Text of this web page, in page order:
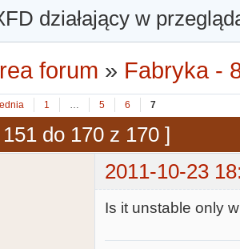
działający w
forum » Fabryka -
1 … 5 6 7
do 170 z 170 ]
2011-10-23
Is it unstable only